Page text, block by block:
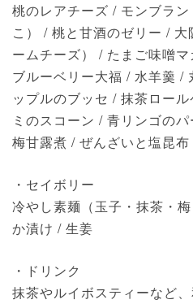
桃のレアチーズ / モンブラ
こ） / 桃と甘酒のゼリー / 大
ームチーズ） / たまご味噌
ブルーベリー大福 / 水羊羹 /
ップルのブッセ / 抹茶ロー
ミのスコーン / 青リンゴの
梅甘露煮 / ぜんざいと塩昆布
・セイボリー
冷やし素麺（玉子・抹茶・
か漬け / 生姜
・ドリンク
抹茶やルイボスティーなど